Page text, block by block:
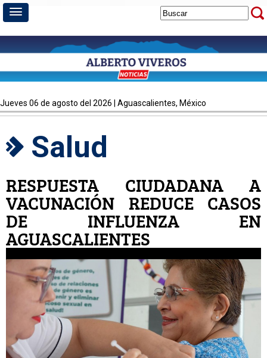
jueves 06 de agosto del 2026 | Aguascalientes, México
Salud
RESPUESTA CIUDADANA A
VACUNACIÓN REDUCE CASOS
DE INFLUENZA EN
AGUASCALIENTES